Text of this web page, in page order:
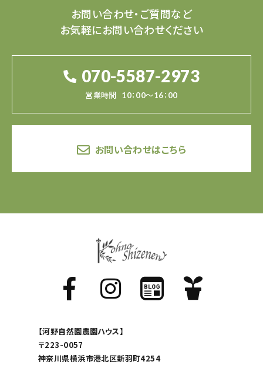
お問い合わせ・ご質問など
お気軽にお問い合わせください
070-5587-2973
営業時間 10：00～16：00
お問い合わせはこちら
【河野自然園農園ハウス】
〒223-0057
神奈川県横浜市港北区新羽町4254